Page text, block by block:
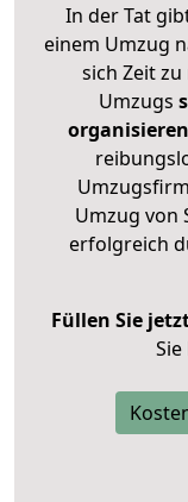
In der Tat
einem Umzug
sich Zeit
Umzugs
organisieren
Umzug von
erfolgreich
Füllen Sie